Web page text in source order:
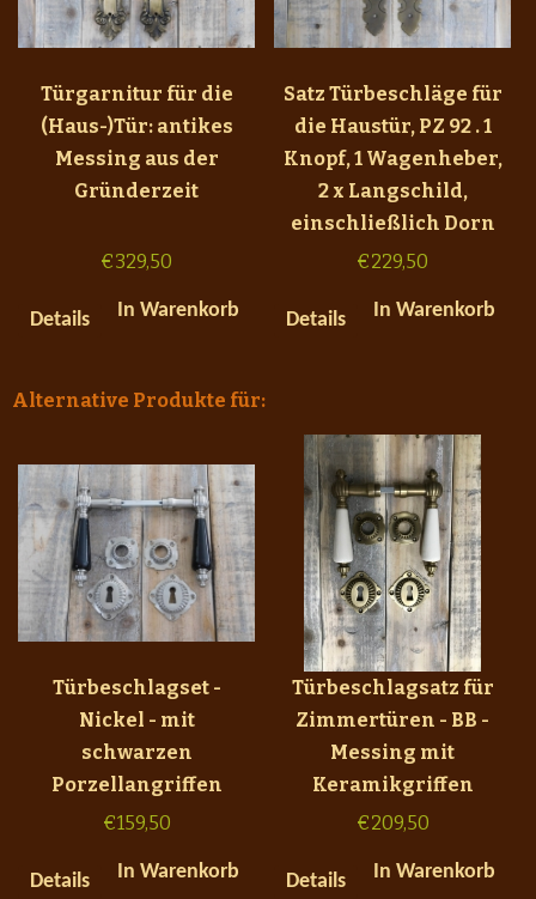
Türgarnitur für die
(Haus-)Tür: antikes
Messing aus der
Gründerzeit
€329,50
Details In Warenkorb
Satz Türbeschläge für
die Haustür, PZ 92 . 1
Knopf, 1 Wagenheber,
2 x Langschild,
einschließlich Dorn
€229,50
Details In Warenkorb
Alternative Produkte für:
Türbeschlagset -
Nickel - mit
schwarzen
Porzellangriffen
€159,50
Details In Warenkorb
Türbeschlagsatz für
Zimmertüren - BB -
Messing mit
Keramikgriffen
€209,50
Details In Warenkorb